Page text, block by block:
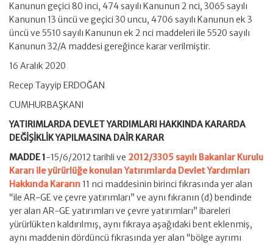
Kanunun geçici 80 inci, 474 sayılı Kanunun 2 nci, 3065 sayılı
Kanunun 13 üncü ve geçici 30 uncu, 4706 sayılı Kanunun ek 3
üncü ve 5510 sayılı Kanunun ek 2 nci maddeleri ile 5520 sayılı
Kanunun 32/A maddesi gereğince karar verilmiştir.
16 Aralık 2020
Recep Tayyip ERDOĞAN
CUMHURBAŞKANI
YATIRIMLARDA DEVLET YARDIMLARI HAKKINDA KARARDA
DEĞİŞİKLİK YAPILMASINA DAİR KARAR
MADDE 1-15/6/2012 tarihli ve 2012/3305 sayılı Bakanlar Kurulu
Kararı ile yürürlüğe konulan Yatırımlarda Devlet Yardımları
Hakkında Kararın 11 nci maddesinin birinci fıkrasında yer alan
“ile AR-GE ve çevre yatırımları” ve aynı fıkranın (d) bendinde
yer alan AR-GE yatırımları ve çevre yatırımları” ibareleri
yürürlükten kaldırılmış, aynı fıkraya aşağıdaki bent eklenmiş,
aynı maddenin dördüncü fıkrasında yer alan “bölge ayrımı